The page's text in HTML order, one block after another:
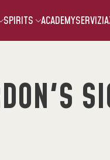
SPIRITS ACADEMYSERVIZI